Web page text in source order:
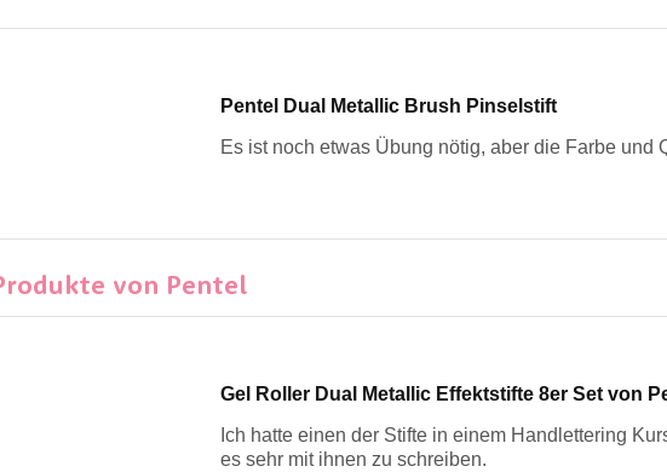
Pentel Dual Metallic Brush Pinselstift
Es ist noch etwas Übung nötig, aber die Farbe und
von Pentel
Gel Roller Dual Metallic Effektstifte 8er Set von
Ich hatte einen der Stifte in einem Handlettering
es sehr mit ihnen zu schreiben.